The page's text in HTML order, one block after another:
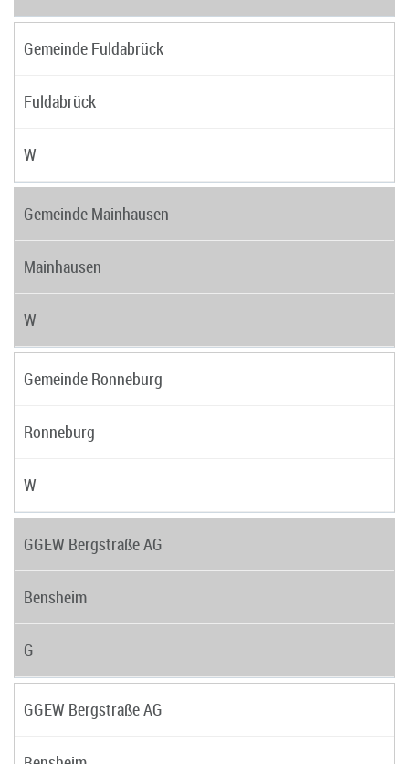
Gemeinde Fuldabrück
Fuldabrück
W
Gemeinde Mainhausen
Mainhausen
W
Gemeinde Ronneburg
Ronneburg
W
GGEW Bergstraße AG
Bensheim
G
GGEW Bergstraße AG